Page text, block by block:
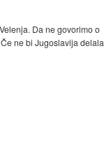
Da ne govorimo o
ne bi Jugoslavija delala